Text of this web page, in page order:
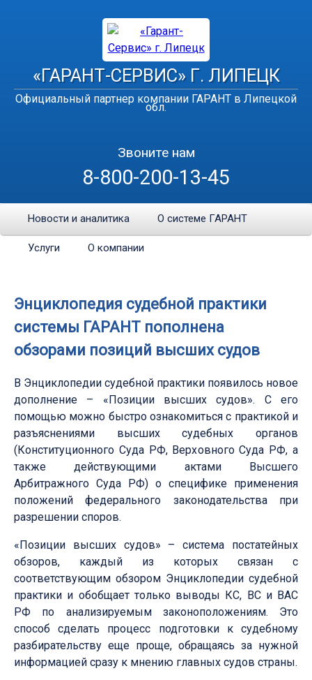
«ГАРАНТ-СЕРВИС» Г. ЛИПЕЦК
Официальный партнер компании ГАРАНТ в Липецкой
обл.
Звоните нам
8-800-200-13-45
Новости и аналитика О системе ГАРАНТ
Услуги О компании
Энциклопедия судебной практики
системы ГАРАНТ пополнена
обзорами позиций высших судов
В Энциклопедии судебной практики появилось новое
дополнение – «Позиции высших судов». С его
помощью можно быстро ознакомиться с практикой и
разъяснениями высших судебных органов
(Конституционного Суда РФ, Верховного Суда РФ, а
также действующими актами Высшего
Арбитражного Суда РФ) о специфике применения
положений федерального законодательства при
разрешении споров.
«Позиции высших судов» – система постатейных
обзоров, каждый из которых связан с
соответствующим обзором Энциклопедии судебной
практики и обобщает только выводы КС, ВС и ВАС
РФ по анализируемым законоположениям. Это
способ сделать процесс подготовки к судебному
разбирательству еще проще, обращаясь за нужной
информацией сразу к мнению главных судов страны.